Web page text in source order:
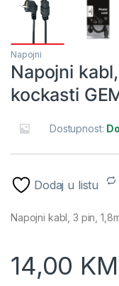
Napojni
Napojni
kockasti
Dostupnost:
Dodaj u listu
Napojni kabl, 3 pin,
14,00 KM